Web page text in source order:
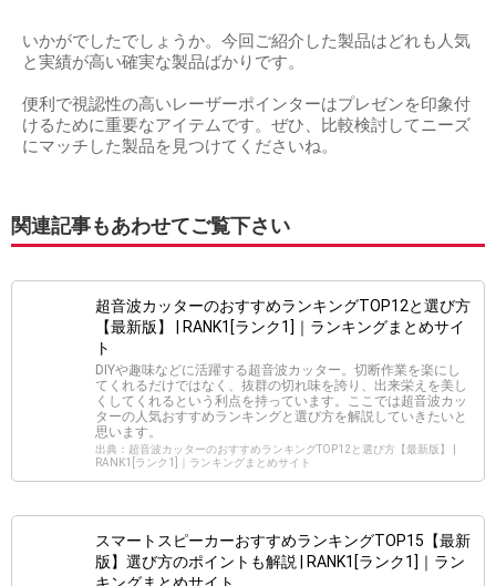
いかがでしたでしょうか。今回ご紹介した製品はどれも人気
と実績が高い確実な製品ばかりです。
便利で視認性の高いレーザーポインターはプレゼンを印象付
けるために重要なアイテムです。ぜひ、比較検討してニーズ
にマッチした製品を見つけてくださいね。
関連記事もあわせてご覧下さい
超音波カッターのおすすめランキングTOP12と選び方
【最新版】 | RANK1[ランク1]｜ランキングまとめサイ
ト
DIYや趣味などに活躍する超音波カッター。切断作業を楽にし
てくれるだけではなく、抜群の切れ味を誇り、出来栄えを美し
くしてくれるという利点を持っています。ここでは超音波カッ
ターの人気おすすめランキングと選び方を解説していきたいと
思います。
出典：超音波カッターのおすすめランキングTOP12と選び方【最新版】 |
RANK1[ランク1]｜ランキングまとめサイト
スマートスピーカーおすすめランキングTOP15【最新
版】選び方のポイントも解説 | RANK1[ランク1]｜ラン
キングまとめサイト